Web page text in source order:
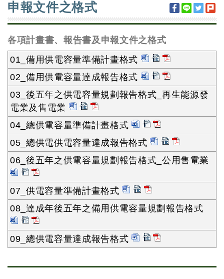
申報文件之格式
各項計畫書、報告書及申報文件之格式
01_備用供電容量準備計畫格式
02_備用供電容量達成報告格式
03_後五年之供電容量規劃報告格式_再生能源發
電業及售電業
04_總供電容量準備計畫格式
05_總供電供電容量達成報告格式
06_後五年之供電容量規劃報告格式_公用售電業
07_供電容量準備計畫格式
08_達成年後五年之備用供電容量規劃報告格式
09_總供電容量達成報告格式